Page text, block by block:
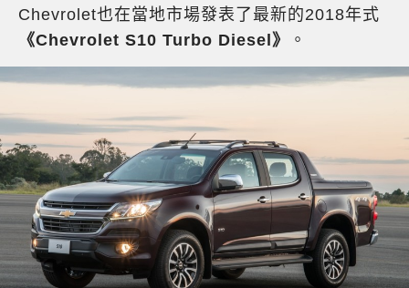
Chevrolet也在當地市場發表了最新的2018年式
《Chevrolet S10 Turbo Diesel》
。